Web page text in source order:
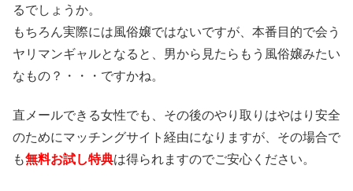
るでしょうか。
もちろん実際には風俗嬢ではないですが、本番目的で会う
ヤリマンギャルとなると、男から見たらもう風俗嬢みたい
なもの？・・・ですかね。
直メールできる女性でも、その後のやり取りはやはり安全
のためにマッチングサイト経由になりますが、その場合で
も無料お試し特典は得られますのでご安心ください。